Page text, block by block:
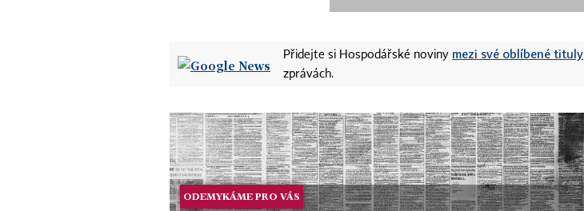
Přidejte si Hospodářské noviny mezi své oblíbené tituly
zprávách.
ODEMYKÁME PRO VÁS